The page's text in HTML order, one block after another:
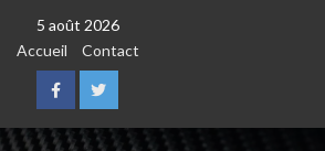
5 août 2026
Accueil
Contact
FacebookTwitter